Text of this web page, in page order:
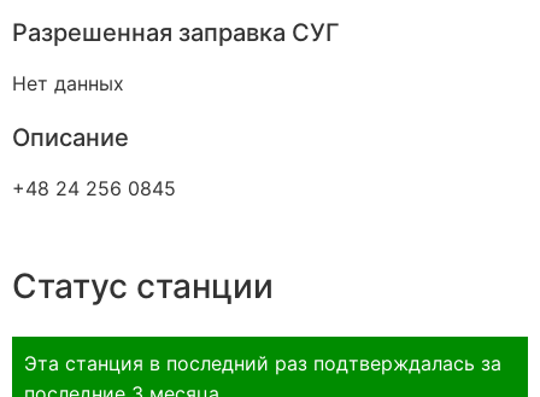
Разрешенная заправка СУГ
Нет данных
Описание
+48 24 256 0845
Статус станции
Эта станция в последний раз подтверждалась за